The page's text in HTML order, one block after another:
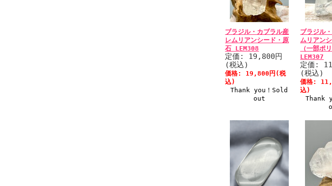
ブラジル・カブラル産
レムリアンシード・原
石 LEM308
定価: 19,800円
(税込)
価格: 19,800円(税
込)
Thank you！Sold
out
ブラジル
ムリアン
（一部ポ
LEM307
定価:
(税込)
価格:
込)
Thank